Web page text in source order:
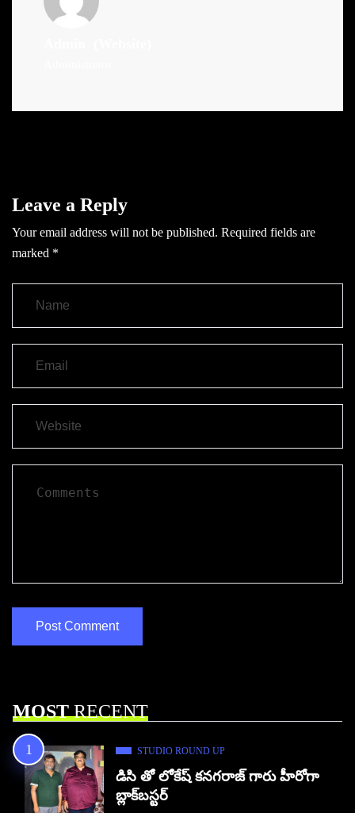
Leave a Reply
Your email address will not be published. Required fields are
marked *
MOSTRECENT
STUDIO ROUND UP
డిసి తో లోకేష్ కనగరాజ్ గారు హీరోగా
బ్లాక్‌బస్టర్